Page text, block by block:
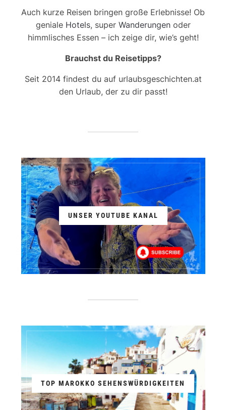
Auch kurze Reisen bringen große Erlebnisse! Ob
geniale Hotels, super Wanderungenoder
himmlisches Essen – ich zeige dir, wie’s geht!
Brauchst du Reisetipps?
Seit 2014 findest du auf urlaubsgeschichten.at
den Urlaub, der zu dir passt!
UNSER YOUTUBE KANAL
TOP MAROKKO SEHENSWÜRDIGKEITEN